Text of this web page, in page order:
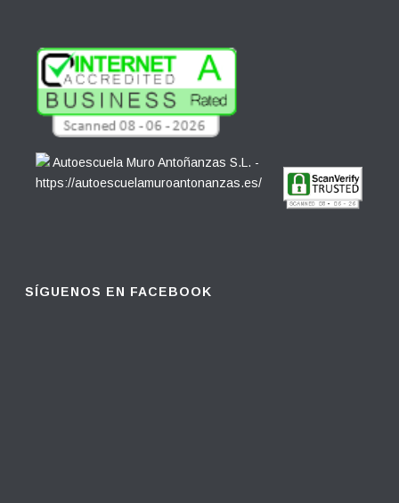
SÍGUENOS EN FACEBOOK